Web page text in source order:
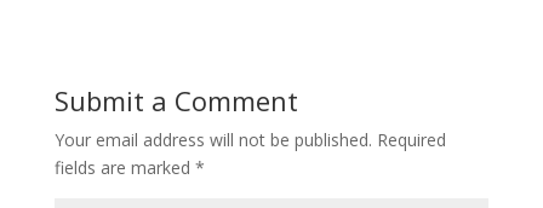
Submit a Comment
Your email address will not be published. Required
fields are marked *